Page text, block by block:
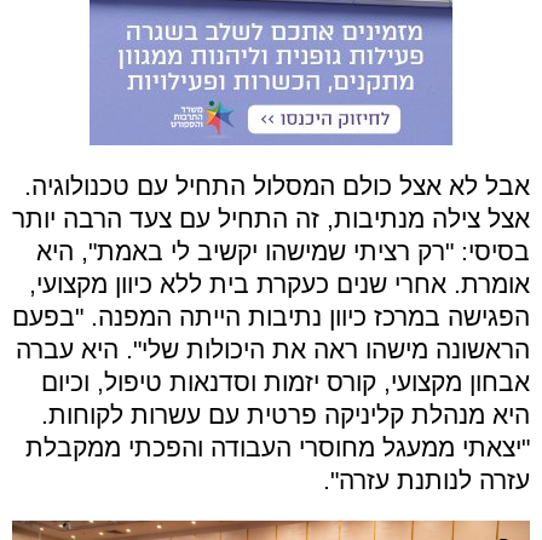
אבל לא אצל כולם המסלול התחיל עם טכנולוגיה.
אצל צילה מנתיבות, זה התחיל עם צעד הרבה יותר
בסיסי: "רק רציתי שמישהו יקשיב לי באמת", היא
אומרת. אחרי שנים כעקרת בית ללא כיוון מקצועי,
הפגישה במרכז כיוון נתיבות הייתה המפנה. "בפעם
הראשונה מישהו ראה את היכולות שלי". היא עברה
אבחון מקצועי, קורס יזמות וסדנאות טיפול, וכיום
היא מנהלת קליניקה פרטית עם עשרות לקוחות.
"יצאתי ממעגל מחוסרי העבודה והפכתי ממקבלת
עזרה לנותנת עזרה".